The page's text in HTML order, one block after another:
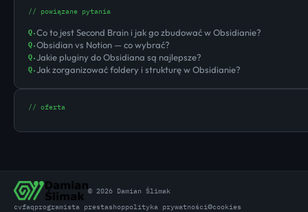
// powiązane pytania
Q.Co to jest Second Brain i jak go zbudować w Obsidianie?
Q.Obsidian vs Notion — co wybrać?
Q. Jakie pluginy do Obsidiana są najlepsze?
Q. Jak zorganizować foldery i strukturę w Obsidianie?
// oferta
© 2026 Damian Ślimak
cvfaqprogramista prestashoppolityka prywatności⚙cookies